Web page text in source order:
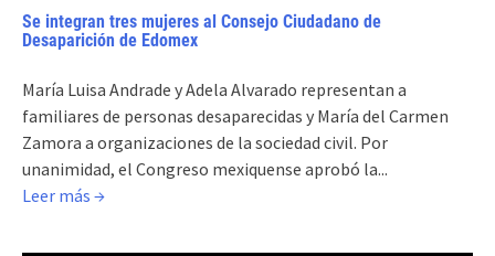
Se integran tres mujeres al Consejo Ciudadano de
Desaparición de Edomex
María Luisa Andrade y Adela Alvarado representan a
familiares de personas desaparecidas y María del Carmen
Zamora a organizaciones de la sociedad civil. Por
unanimidad, el Congreso mexiquense aprobó la...
Leer más →